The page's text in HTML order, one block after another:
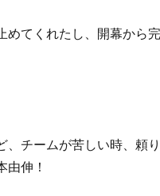
めてくれたし、開幕から
、チームが苦しい時、頼
由伸！